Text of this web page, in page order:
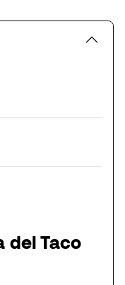
del Taco